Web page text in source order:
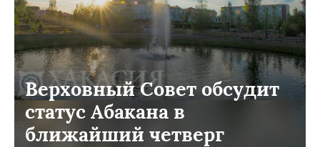
Верховный Совет обсудит
статус Абакана в
ближайший четверг